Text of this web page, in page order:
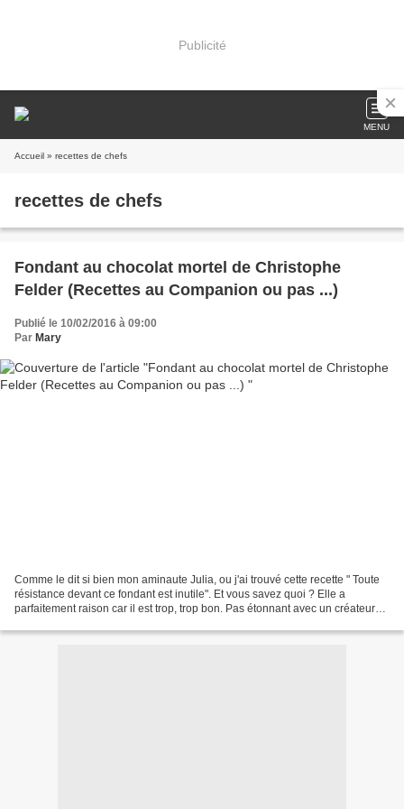
Publicité
MENU
Accueil » recettes de chefs
recettes de chefs
Fondant au chocolat mortel de Christophe
Felder (Recettes au Companion ou pas ...)
Publié le 10/02/2016 à 09:00
Par Mary
Comme le dit si bien mon aminaute Julia, ou j'ai trouvé cette recette " Toute
résistance devant ce fondant est inutile". Et vous savez quoi ? Elle a
parfaitement raison car il est trop, trop bon. Pas étonnant avec un créateur